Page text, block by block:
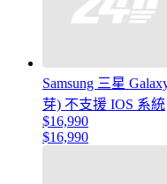
Samsung 三星
芽) 不支援 IOS 系統
$16,990
$16,990